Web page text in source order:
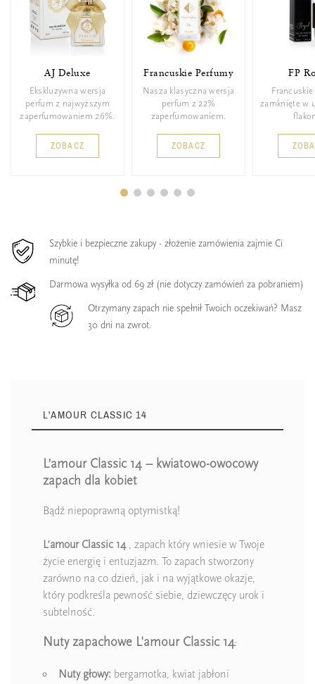
AJ Deluxe
Ekskluzywna wersja
perfum z najwyższym
zaperfumowaniem 26%.
ZOBACZ
Francuskie Perfumy
Nasza klasyczna wersja
perfum z 22%
zaperfumowaniem.
ZOBACZ
FP
zamknięte w
Szybkie i bezpieczne zakupy - złożenie zamówienia zajmie Ci
minutę!
Darmowa wysyłka od 69 zł (nie dotyczy zamówień za pobraniem)
Otrzymany zapach nie spełnił Twoich oczekiwań? Masz
30 dni na zwrot.
L'AMOUR CLASSIC 14
L’amour Classic 14 – kwiatowo-owocowy
zapach dla kobiet
Bądź niepoprawną optymistką!
L’amour Classic 14, zapach który wniesie w Twoje
życie energię i entuzjazm. To zapach stworzony
zarówno na co dzień, jak i na wyjątkowe okazje,
który podkreśla pewność siebie, dziewczęcy urok i
subtelność.
Nuty zapachowe L'amour Classic 14:
Nuty głowy: bergamotka, kwiat jabłoni